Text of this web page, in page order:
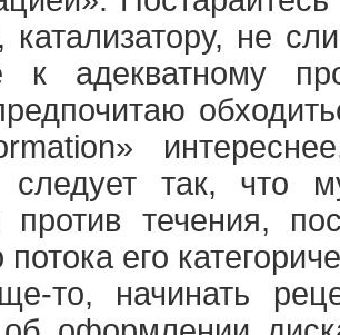
катализатору, не
к адекватному
следует так, что
против течения,
потока его
то, начинать